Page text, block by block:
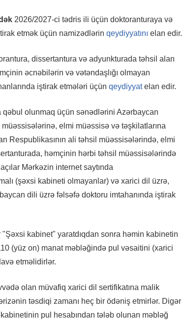
2026/2027-ci tədris ili üçün doktoranturaya və
etmək üçün namizədlərin qeydiyyatını elan edir.
dissertantura və adyunkturada təhsil alan
əcnəbilərin və vətəndaşlığı olmayan
iştirak etmələri üçün qeydiyyatelan edir.
olunmaq üçün sənədlərini Azərbaycan
elmi müəssisə və təşkilatlarına
Respublikasının ali təhsil müəssisələrində, elmi
həmçinin hərbi təhsil müəssisələrində
Mərkəzin internet saytında
(şəxsi kabineti olmayanlar) və xarici dil üzrə,
dili üzrə fəlsəfə doktoru imtahanında iştirak
kabinet" yaratdıqdan sonra həmin kabinetin
(yüz on) manat məbləğində pul vəsaitini (xarici
etməlidirlər.
olan müvafiq xarici dil sertifikatına malik
təsdiqi zamanı heç bir ödəniş etmirlər. Digər
pul hesabından tələb olunan məbləğ